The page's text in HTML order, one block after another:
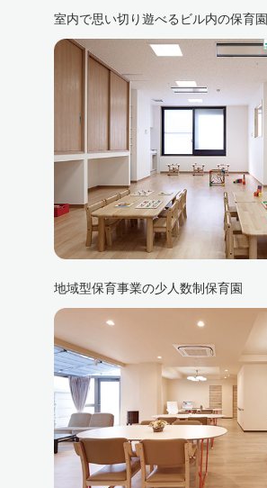
室内で思い切り遊べるビル内の保育園
地域型保育事業の少人数制保育園